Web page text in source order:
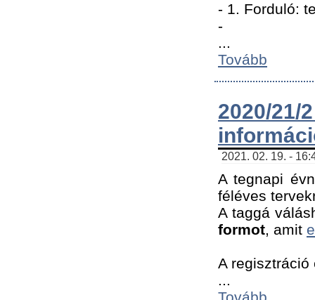
- 1. Forduló:
-
...
Tovább
2020/
2021. 02. 19. -
A tegnapi
féléves
A taggá
formot, amit
A
...